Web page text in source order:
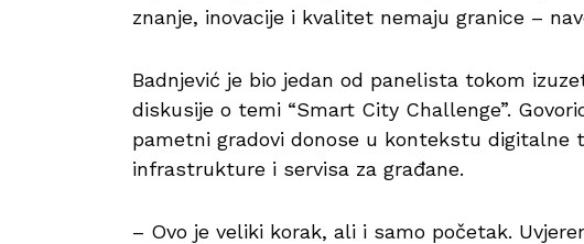
znanje, inovacije i kvalitet nemaju granice –
Badnjević je bio jedan od panelista tokom
diskusije o temi “Smart City Challenge”.
pametni gradovi donose u kontekstu digitalne
infrastrukture i servisa za građane.
– Ovo je veliki korak, ali i samo početak.